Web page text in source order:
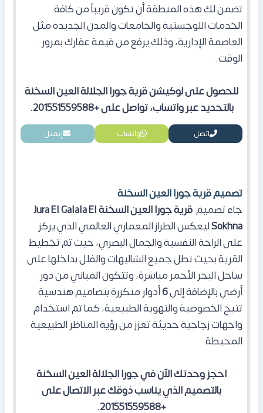
تضمن لك هذه المنطقة أن تكون قريباً من كافة
الخدمات اللوجستية والجامعات والمدن الجديدة مثل
العاصمة الإدارية، وذلك يرفع من قيمة عقارك بمرور
الوقت.
للحصول على لوكيشن قرية جورا الجلالة العين السخنة
بالتحديد عبر واتساب، تواصل على +201551559588.
اتصل واتساب إيميل
تصميم قرية جورا العين السخنة
جاء تصميم قريةجورا العين السخنةJura El Galala El
Sokhnaليعكس الطراز المعماري العالمي الذي يركز
على الراحة النفسية والجمال البصري، حيث تم تخطيط
القرية بحيث تطل جميع الشاليهات والفلل بداخلها على
ساحل البحر الأحمر مباشرة، وتتكون المبانيمن دور
أرضي بالإضافة إلى6أدوار متكررة بتصاميم هندسية
تتيح الخصوصية والتهوية الطبيعية، كما تم استخدام
واجهات زجاجية حديثة تعزز من رؤية المناظر الطبيعية
المحيطة.
احجز وحدتك الآن في جورا الجلالة العين السخنة
بالتصميم الذي يناسب ذوقك عبر الاتصال على
+201551559588.